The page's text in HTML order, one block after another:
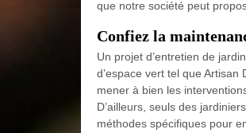
que notre société peut
Confiez la
Un projet d’entretien de
d’espace vert tel que
mener à bien les
D’ailleurs, seuls des
méthodes spécifiques pour